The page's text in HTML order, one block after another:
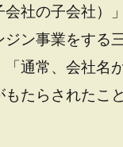
社の子会社）
ン事業をする
通常、 会社名
たらされたこ